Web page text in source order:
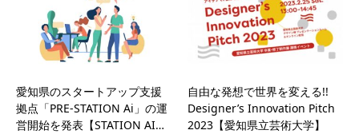
愛知県のスタートアップ支援
拠点「PRE-STATION Ai」の運
営開始を発表【STATION AI…
自由な発想で世界を変える!!
Designer’s Innovation Pitch
2023【愛知県立芸術大学】